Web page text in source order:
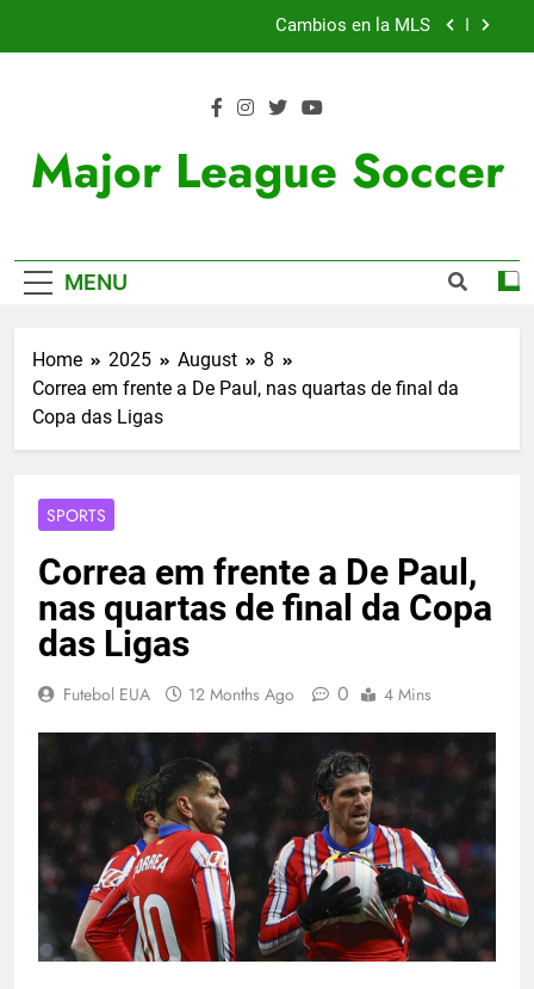
Cambios en la MLS
do Mundo
Nueva exhibición de un Leo Messi imparable
Lewandowski, elegido MVP de la jornada
Major League Soccer
MENU
Home 2025 August
8
Correa em frente a De Paul, nas quartas de final da
Copa das Ligas
SPORTS
Correa em frente a De Paul,
nas quartas de final da Copa
das Ligas
Futebol EUA 12 Months Ago 0 4 Mins